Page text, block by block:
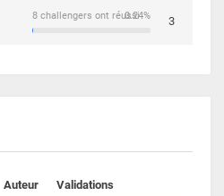
0.24%
8 challengers ont réussi 3
Auteur Validations